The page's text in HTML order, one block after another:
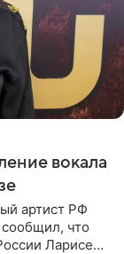
вокала
артист РФ
что
Ларисе